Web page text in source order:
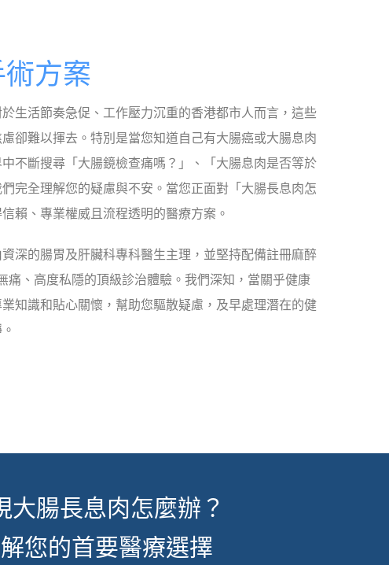
方案
生活節奏急促、工作壓力沉重的香港都市人而言，這些
卻難以揮去。特別是當您知道自己有大腸癌或大腸息肉
不斷搜尋「大腸鏡檢查痛嗎？」、「大腸息肉是否等於
完全理解您的疑慮與不安。當您正面對「大腸長息肉怎
賴、專業權威且流程透明的醫療方案。
深的腸胃及肝臟科專科醫生主理，並堅持配備註冊麻醉
、高度私隱的頂級診治體驗。我們深知，當關乎健康
知識和貼心關懷，幫助您驅散疑慮，及早處理潛在的健
大腸長息肉怎麼辦？
您的首要醫療選擇